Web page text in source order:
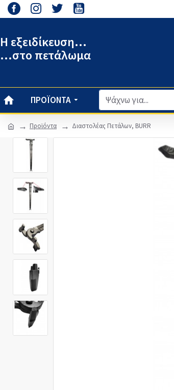
Η εξειδίκευση...
...στο πετάλωμα
ΠΡΟΪΌΝΤΑ
Προϊόντα Διαστολέας Πετάλων, BURR